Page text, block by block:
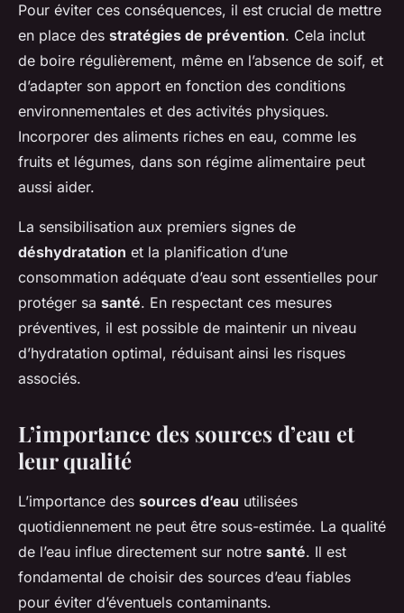
Pour éviter ces conséquences, il est crucial de mettre
en place des stratégies de prévention. Cela inclut
de boire régulièrement, même en l’absence de soif, et
d’adapter son apport en fonction des conditions
environnementales et des activités physiques.
Incorporer des aliments riches en eau, comme les
fruits et légumes, dans son régime alimentaire peut
aussi aider.
La sensibilisation aux premiers signes de
déshydratation et la planification d’une
consommation adéquate d’eau sont essentielles pour
protéger sa santé. En respectant ces mesures
préventives, il est possible de maintenir un niveau
d’hydratation optimal, réduisant ainsi les risques
associés.
L’importance des sources d’eau et
leur qualité
L’importance des sources d’eau utilisées
quotidiennement ne peut être sous-estimée. La qualité
de l’eau influe directement sur notre santé. Il est
fondamental de choisir des sources d’eau fiables
pour éviter d’éventuels contaminants.